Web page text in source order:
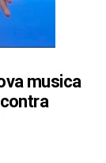
musica